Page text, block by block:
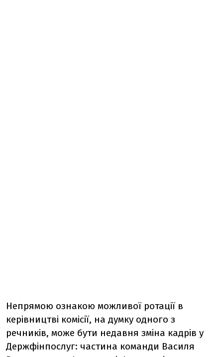
Непрямою ознакою можливої ротації в
керівництві комісії, на думку одного з
речників, може бути недавня зміна кадрів у
Держфінпослуг: частина команди Василя